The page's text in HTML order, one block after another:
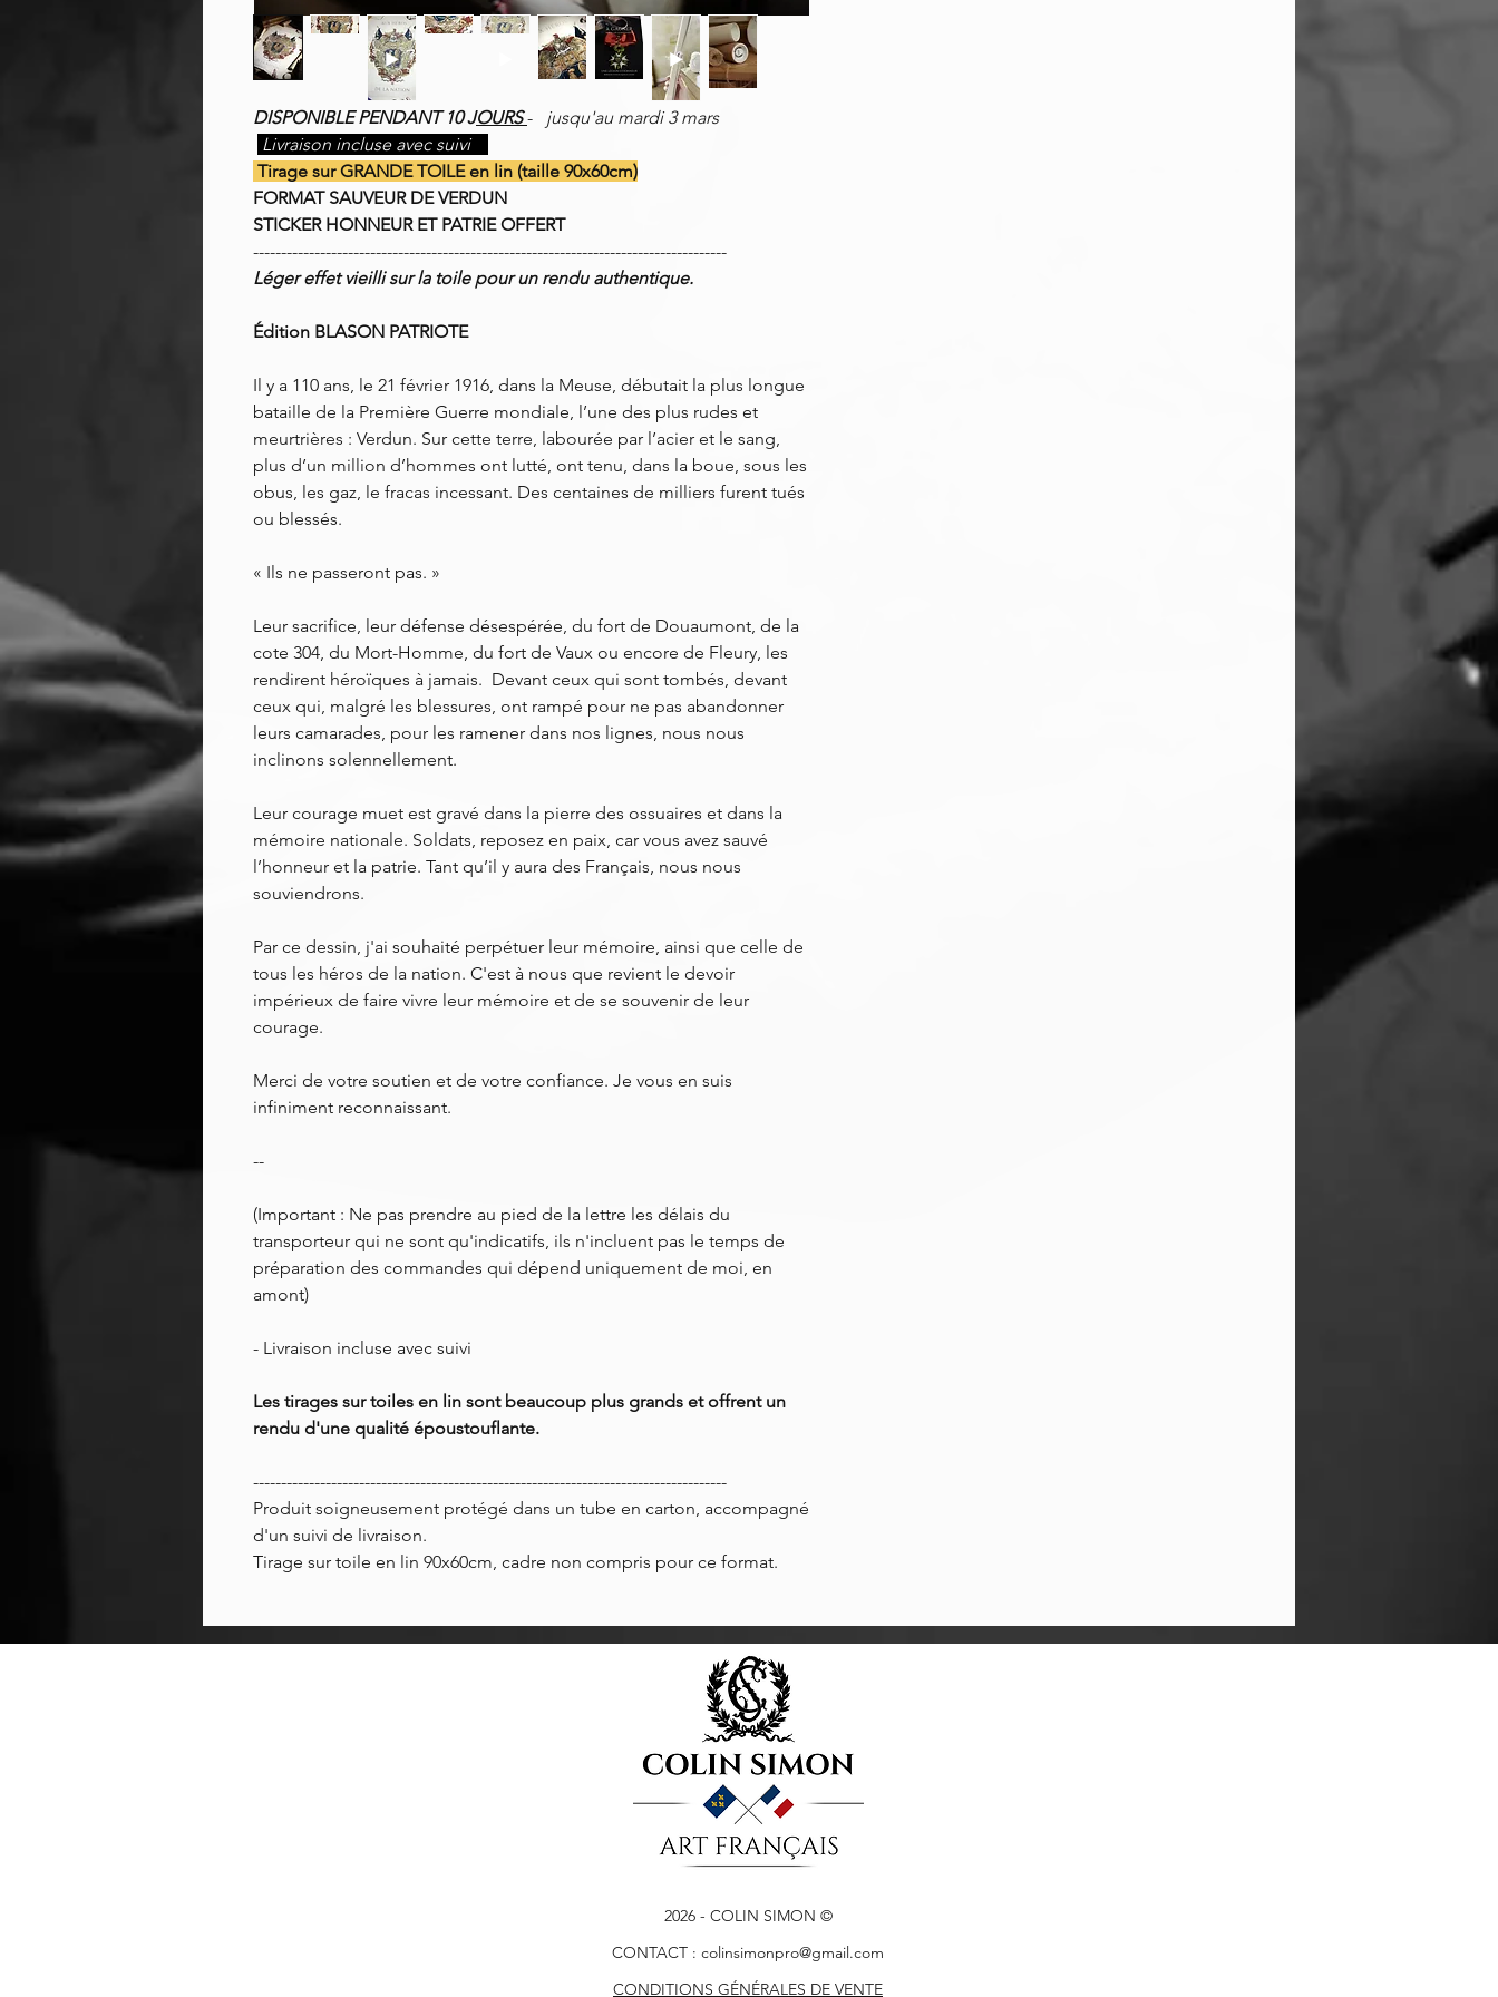
DISPONIBLE PENDANT 10 JOURS- jusqu'au mardi 3 mars
Livraison incluse avec suivi
Tirage sur GRANDE TOILE en lin (taille 90x60cm)
FORMAT SAUVEUR DE VERDUN
STICKER HONNEUR ET PATRIE OFFERT
-------------------------------------------------------------------------------------
Léger effet vieilli sur la toile pour un rendu authentique.
Édition BLASON PATRIOTE
Il y a 110 ans, le 21 février 1916, dans la Meuse, débutait la plus longue
bataille de la Première Guerre mondiale, l’une des plus rudes et
meurtrières : Verdun. Sur cette terre, labourée par l’acier et le sang,
plus d’un million d’hommes ont lutté, ont tenu, dans la boue, sous les
obus, les gaz, le fracas incessant. Des centaines de milliers furent tués
ou blessés.
« Ils ne passeront pas. »
Leur sacrifice, leur défense désespérée, du fort de Douaumont, de la
cote 304, du Mort-Homme, du fort de Vaux ou encore de Fleury, les
rendirent héroïques à jamais. Devant ceux qui sont tombés, devant
ceux qui, malgré les blessures, ont rampé pour ne pas abandonner
leurs camarades, pour les ramener dans nos lignes, nous nous
inclinons solennellement.
Leur courage muet est gravé dans la pierre des ossuaires et dans la
mémoire nationale. Soldats, reposez en paix, car vous avez sauvé
l’honneur et la patrie. Tant qu’il y aura des Français, nous nous
souviendrons.
Par ce dessin, j'ai souhaité perpétuer leur mémoire, ainsi que celle de
tous les héros de la nation. C'est à nous que revient le devoir
impérieux de faire vivre leur mémoire et de se souvenir de leur
courage.
Merci de votre soutien et de votre confiance. Je vous en suis
infiniment reconnaissant.
--
(Important : Ne pas prendre au pied de la lettre les délais du
transporteur qui ne sont qu'indicatifs, ils n'incluent pas le temps de
préparation des commandes qui dépend uniquement de moi, en
amont)
- Livraison incluse avec suivi
Les tirages sur toiles en lin sont beaucoup plus grands et offrent un
rendu d'une qualité époustouflante.
-------------------------------------------------------------------------------------
Produit soigneusement protégé dans un tube en carton, accompagné
d'un suivi de livraison.
Tirage sur toile en lin 90x60cm, cadre non compris pour ce format.
CONDITIONS GÉNÉRALES DE VENTE
2026- COLIN SIMON ©
CONTACT : colinsimonpro@gmail.com